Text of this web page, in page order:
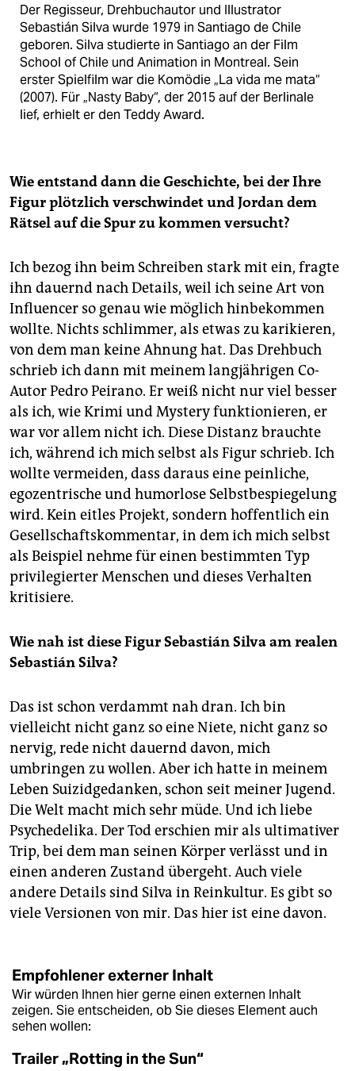
Der Regisseur, Drehbuchautor und Illustrator
Sebastián Silva wurde 1979 in Santiago de Chile
geboren. Silva studierte in Santiago an der Film
School of Chile und Animation in Montreal. Sein
erster Spielfilm war die Komödie „La vida me mata“
(2007). Für „Nasty Baby“, der 2015 auf der Berlinale
lief, erhielt er den Teddy Award.
Wie entstand dann die Geschichte, bei der Ihre
Figur plötzlich verschwindet und Jordan dem
Rätsel auf die Spur zu kommen versucht?
Ich bezog ihn beim Schreiben stark mit ein, fragte
ihn dauernd nach Details, weil ich seine Art von
Influencer so genau wie möglich hinbekommen
wollte. Nichts schlimmer, als etwas zu karikieren,
von dem man keine Ahnung hat. Das Drehbuch
schrieb ich dann mit meinem langjährigen Co-
Autor Pedro Peirano. Er weiß nicht nur viel besser
als ich, wie Krimi und Mystery funktionieren, er
war vor allem nicht ich. Diese Distanz brauchte
ich, während ich mich selbst als Figur schrieb. Ich
wollte vermeiden, dass daraus eine peinliche,
egozentrische und humorlose Selbstbespiegelung
wird. Kein eitles Projekt, sondern hoffentlich ein
Gesellschaftskommentar, in dem ich mich selbst
als Beispiel nehme für einen bestimmten Typ
privilegierter Menschen und dieses Verhalten
kritisiere.
Wie nah ist diese Figur Sebastián Silva am realen
Sebastián Silva?
Das ist schon verdammt nah dran. Ich bin
vielleicht nicht ganz so eine Niete, nicht ganz so
nervig, rede nicht dauernd davon, mich
umbringen zu wollen. Aber ich hatte in meinem
Leben Suizidgedanken, schon seit meiner Jugend.
Die Welt macht mich sehr müde. Und ich liebe
Psychedelika. Der Tod erschien mir als ultimativer
Trip, bei dem man seinen Körper verlässt und in
einen anderen Zustand übergeht. Auch viele
andere Details sind Silva in Reinkultur. Es gibt so
viele Versionen von mir. Das hier ist eine davon.
Empfohlener externer Inhalt
Wir würden Ihnen hier gerne einen externen Inhalt
zeigen. Sie entscheiden, ob Sie dieses Element auch
sehen wollen:
Trailer „Rotting in the Sun“